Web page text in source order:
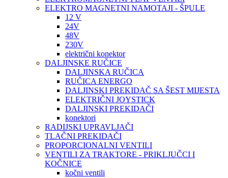
ELEKTRO MAGNETNI NAMOTAJI - ŠPULE
12 V
24V
48V
230V
električni konektor
DALJINSKE RUČICE
DALJINSKA RUČICA
RUČICA ENERGO
DALJINSKI PREKIDAČ SA ŠEST MIJESTA
ELEKTRIČNI JOYSTICK
DALJINSKI PREKIDAČI
konektori
RADIJSKI UPRAVLJAČI
TLAČNI PREKIDAČI
PROPORCIONALNI VENTILI
VENTILI ZA TRAKTORE - PRIKLJUČCI I
KOČNICE
kočni ventili